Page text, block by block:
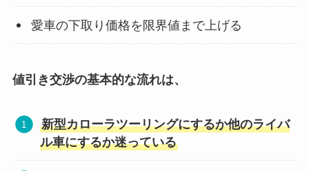
愛車の下取り価格を限界値まで上げる
値引き交渉の基本的な流れは、
新型カローラツーリングにするか他のライバ
ル車にするか迷っている